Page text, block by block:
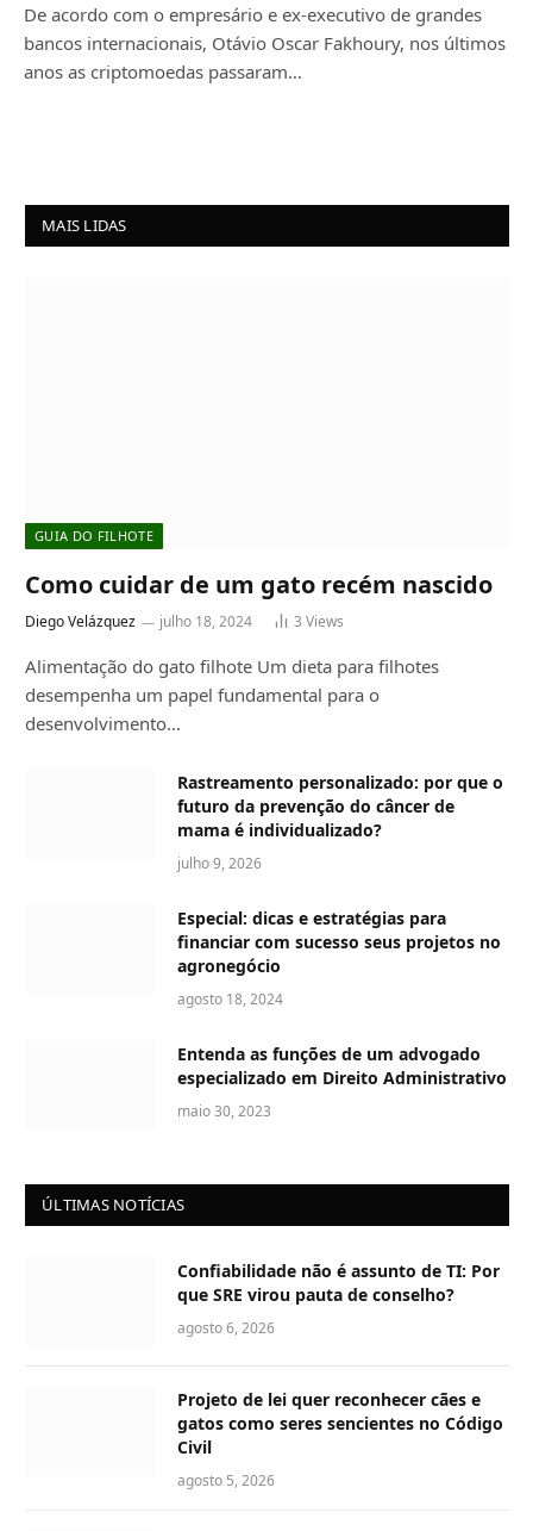
De acordo com o empresário e ex-executivo de grandes
bancos internacionais, Otávio Oscar Fakhoury, nos últimos
anos as criptomoedas passaram…
MAIS LIDAS
GUIA DO FILHOTE
Como cuidar de um gato recém nascido
Diego Velázquez julho 18, 2024 3 Views
Alimentação do gato filhote Um dieta para filhotes
desempenha um papel fundamental para o
desenvolvimento…
Rastreamento personalizado: por que o
futuro da prevenção do câncer de
mama é individualizado?
julho 9, 2026
Especial: dicas e estratégias para
financiar com sucesso seus projetos no
agronegócio
agosto 18, 2024
Entenda as funções de um advogado
especializado em Direito Administrativo
maio 30, 2023
ÚLTIMAS NOTÍCIAS
Confiabilidade não é assunto de TI: Por
que SRE virou pauta de conselho?
agosto 6, 2026
Projeto de lei quer reconhecer cães e
gatos como seres sencientes no Código
Civil
agosto 5, 2026